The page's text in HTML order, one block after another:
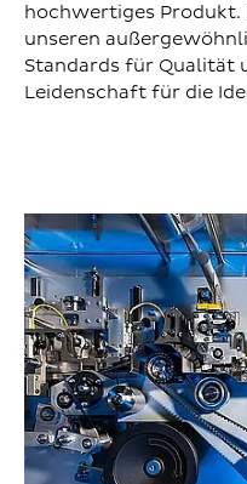
hochwertiges Produkt.
unseren
Standards für Qualität
Leidenschaft für die